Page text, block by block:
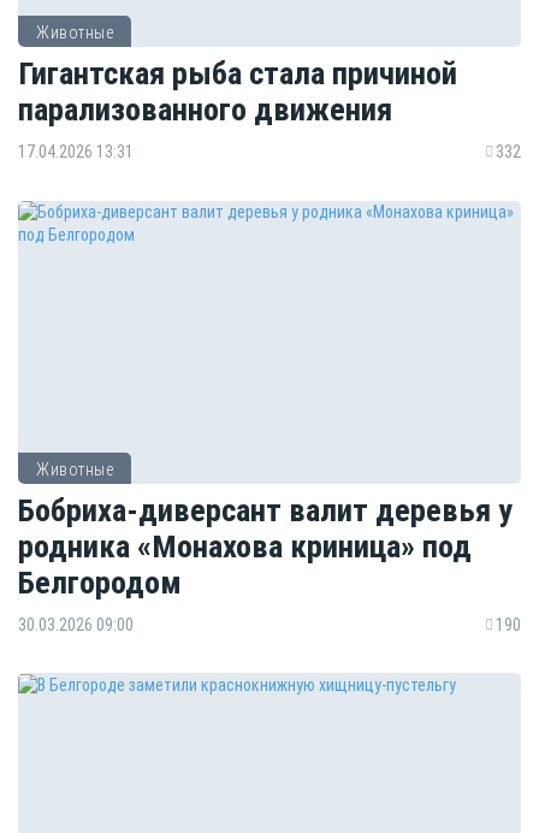
Животные
Гигантская рыба стала причиной
парализованного движения
17.04.2026 13:31 332
Животные
Бобриха-диверсант валит деревья у
родника «Монахова криница» под
Белгородом
30.03.2026 09:00 190